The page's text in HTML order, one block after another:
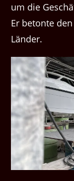
um die
Er betonte
Länder.